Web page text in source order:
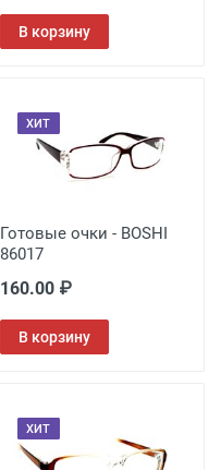
В корзину
ХИТ
Готовые очки - BOSHI
86017
160.00 ₽
В корзину
ХИТ